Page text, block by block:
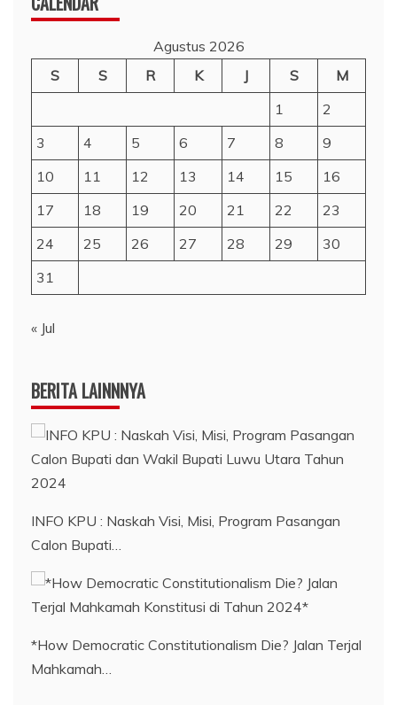
Agustus 2026
S
S R K J S
M
1
2
3
4 5 6 7 8
9
10
11 12 13 14 15
16
17
18 19 20 21 22
23
24
25 26 27 28 29
30
31
« Jul
BERITA LAINNNYA
INFO KPU : Naskah Visi, Misi, Program Pasangan
Calon Bupati…
*How Democratic Constitutionalism Die? Jalan Terjal
Mahkamah…